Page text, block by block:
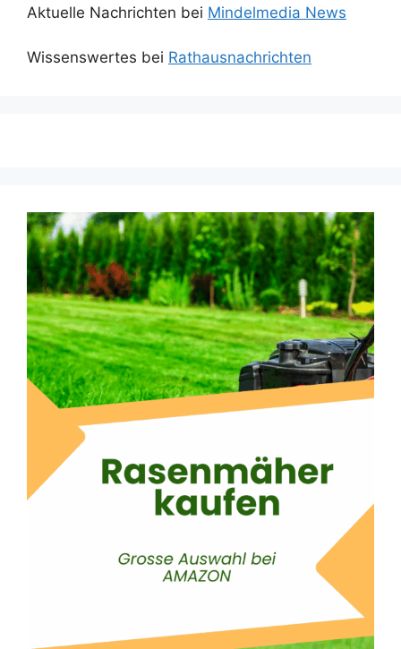
Aktuelle Nachrichten bei Mindelmedia News
Wissenswertes bei Rathausnachrichten